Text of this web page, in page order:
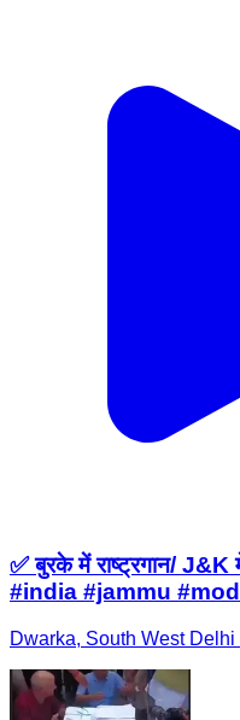
✅ बुरके में राष्ट्रगान/
#india #jammu
Dwarka, South West Delhi